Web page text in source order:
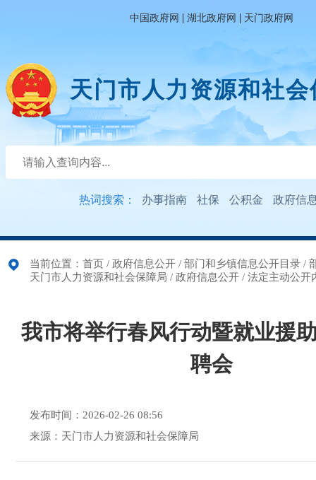
中国政府网 | 湖北政府网 | 天门政府网
天门市人力资源和社
热词搜索： 办事指南 社保 公积金 政府信
当前位置： 首页 / 政府信息公开 / 部门和乡镇信息公开目录 /
天门市人力资源和社会保障局 / 政府信息公开 / 法定主动公开
我市将举行春风行动暨就业援
聘会
发布时间：2026-02-26 08:56
来源：天门市人力资源和社会保障局